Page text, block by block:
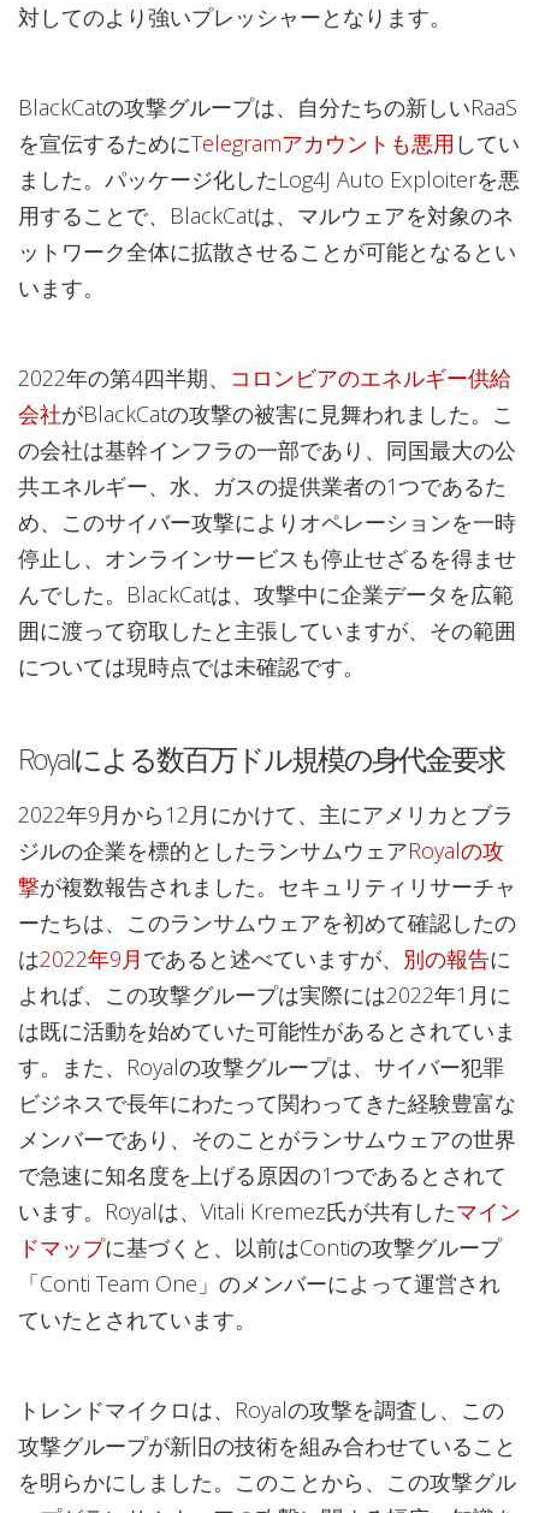
対してのより強いプレッシャーとなります。
BlackCatの攻撃グループは、自分たちの新しいRaaS
を宣伝するためにTelegramアカウントも悪用 してい
ました。パッケージ化したLog4J Auto Exploiterを悪
用することで、BlackCatは、マルウェアを対象のネ
ットワーク全体に拡散させることが可能となるとい
います。
2022年の第4四半期、 コロンビアのエネルギー供給
会社がBlackCatの攻撃の被害に見舞われました。こ
の会社は基幹インフラの一部であり、同国最大の公
共エネルギー、水、ガスの提供業者の1つであるた
め、このサイバー攻撃によりオペレーションを一時
停止し、オンラインサービスも停止せざるを得ませ
んでした。BlackCatは、攻撃中に企業データを広範
囲に渡って窃取したと主張していますが、その範囲
については現時点では未確認です。
Royalによる数百万ドル規模の身代金要求
2022年9月から12月にかけて、主にアメリカとブラ
ジルの企業を標的としたランサムウェアRoyalの攻
撃が複数報告されました。セキュリティリサーチャ
ーたちは、このランサムウェアを初めて確認したの
は2022年9月 であると述べていますが、 別の報告に
よれば、この攻撃グループは実際には2022年1月に
は既に活動を始めていた可能性があるとされていま
す。また、Royalの攻撃グループは、サイバー犯罪
ビジネスで長年にわたって関わってきた経験豊富な
メンバーであり、そのことがランサムウェアの世界
で急速に知名度を上げる原因の1つであるとされて
います。Royalは、Vitali Kremez氏が共有したマイン
ドマップに基づくと、以前はContiの攻撃グループ
「Conti Team One」のメンバーによって運営され
ていたとされています。
トレンドマイクロは、Royalの攻撃を調査し、この
攻撃グループが新旧の技術を組み合わせていること
を明らかにしました。このことから、この攻撃グル